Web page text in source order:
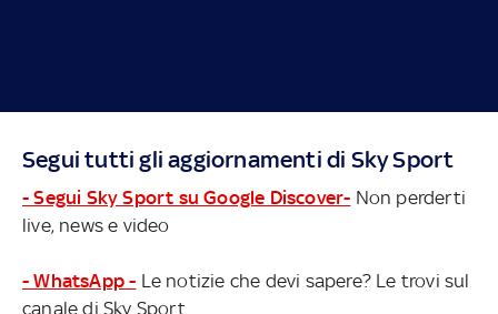
Segui tutti gli aggiornamenti di Sky Sport
- Segui Sky Sport su Google Discover- Non perderti
live, news e video
- WhatsApp - Le notizie che devi sapere? Le trovi sul
canale di Sky Sport